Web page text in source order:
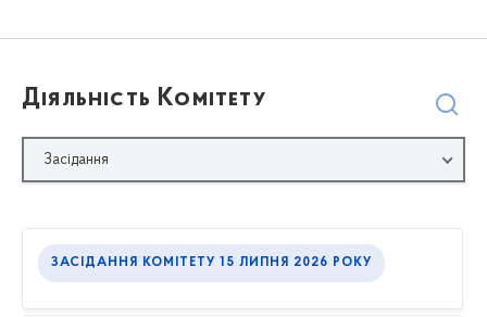
Діяльність Комітету
Засідання
ЗАСІДАННЯ КОМІТЕТУ 15 ЛИПНЯ 2026 РОКУ